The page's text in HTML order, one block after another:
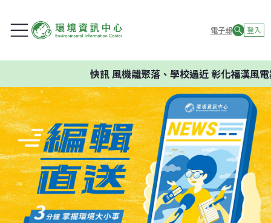
電子報 登入
快訊風機離聚落、學校過近 彰化福漢風電